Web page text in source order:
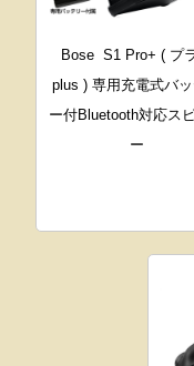
Bose S1 Pro+ ( プ
plus ) 専用充電式バッ
ー付Bluetooth対応ス
ー